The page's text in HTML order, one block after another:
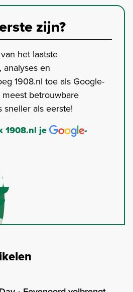
zijn?
het laatste
en
1908.nl toe als Google-
betrouwbare
sneller als eerste!
1908.nl je
-